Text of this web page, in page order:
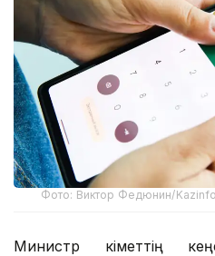
Фото: Виктор Федюнин/
Министр Үкіметтің